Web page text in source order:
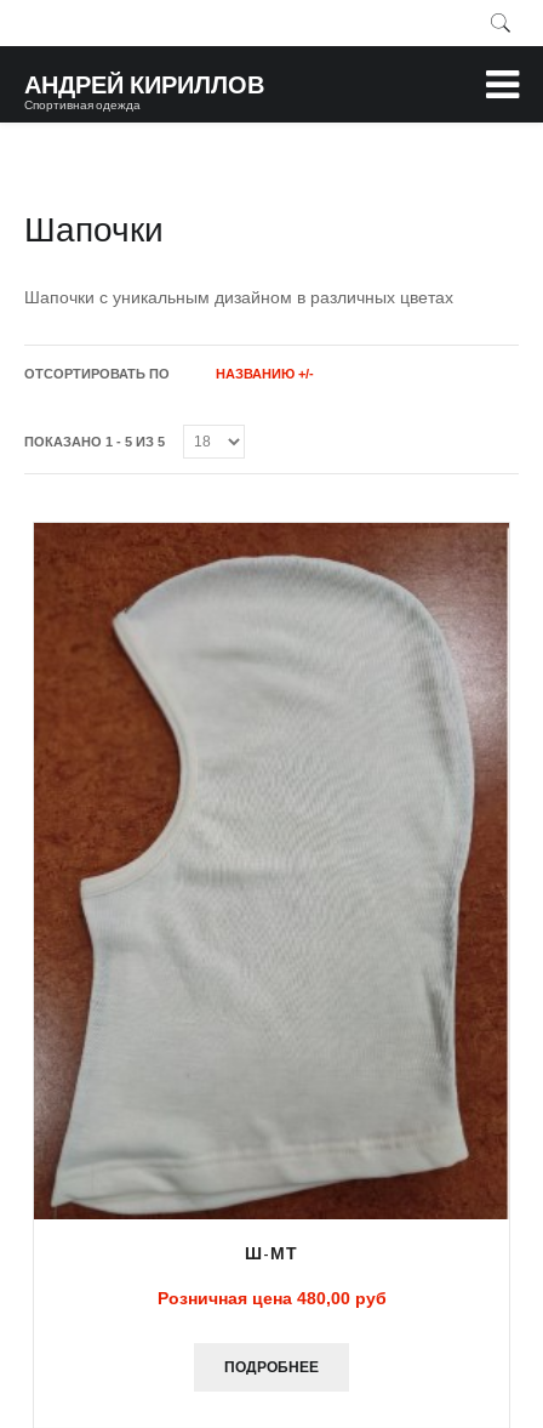
АНДРЕЙ КИРИЛЛОВ
Спортивная одежда
Шапочки
Шапочки с уникальным дизайном в различных цветах
ОТСОРТИРОВАТЬ ПО НАЗВАНИЮ +/-
ПОКАЗАНО 1 - 5 ИЗ 5
Ш-МТ
Розничная цена 480,00 руб
ПОДРОБНЕЕ